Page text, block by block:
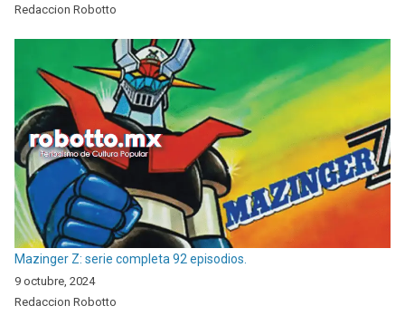
Redaccion Robotto
Mazinger Z: serie completa 92 episodios.
9 octubre, 2024
Redaccion Robotto